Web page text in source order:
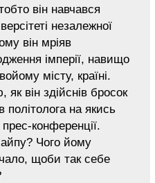
він навчався
незалежної
він мріяв
імперії, навищо
місту, країні.
він здійснів бросок
на якись
прес-конференції.
Чого йому
щоби так себе